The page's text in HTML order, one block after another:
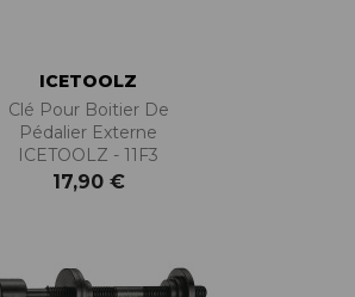
ICETOOLZ
Clé Pour Boitier De
Pédalier Externe
ICETOOLZ - 11F3
17,90 €